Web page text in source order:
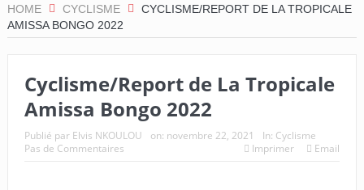
HOME CYCLISME
CYCLISME/REPORT DE LA TROPICALE
AMISSA BONGO 2022
Cyclisme/Report de La Tropicale
Amissa Bongo 2022
Publié par Elvis NKOULOU on: novembre 22, 2021 In: Cyclisme
Pas de Commentaires
Imprimer Email